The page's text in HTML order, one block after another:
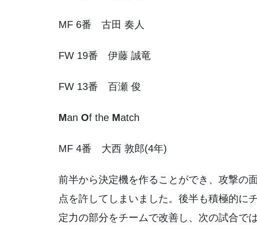
MF 6番 古田 奏人
FW 19番 伊藤 誠竜
FW 13番 百瀬 俊
Man Of the Match
MF 4番 大西 敦郎(4年)
前半から決定機を作ることができ、攻撃の
点を許してしまいました。後半も積極的に
定力の部分をチームで改善し、次の試合で